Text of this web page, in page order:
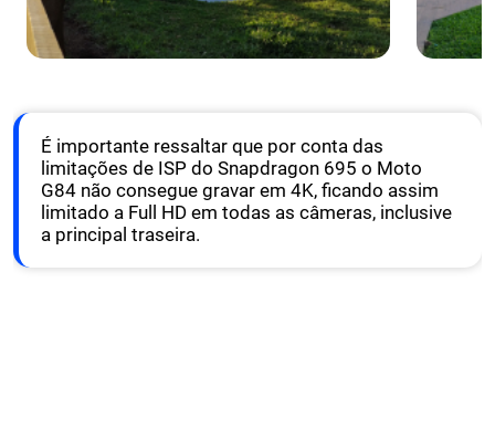
É importante ressaltar que por conta das
limitações de ISP do Snapdragon 695 o Moto
G84 não consegue gravar em 4K, ficando assim
limitado a Full HD em todas as câmeras, inclusive
a principal traseira.